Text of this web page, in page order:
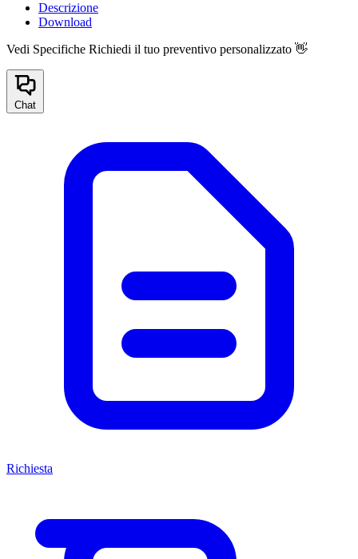
Descrizione
Download
Vedi Specifiche Richiedi il tuo preventivo personalizzato 👋
Chat
Richiesta